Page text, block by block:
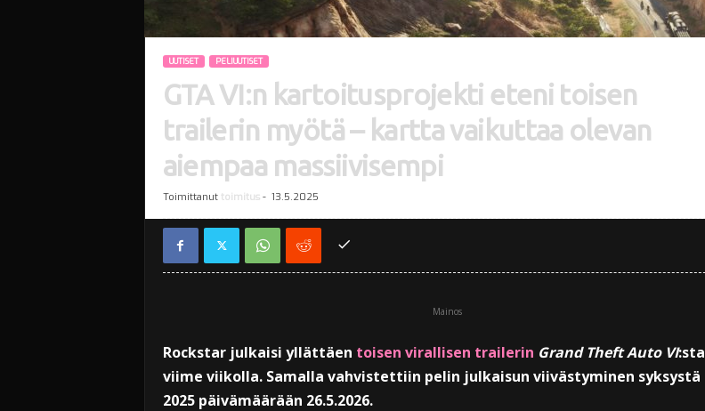
UUTISET PELIUUTISET
GTA VI:n kartoitusprojekti eteni toisen
trailerin myötä – kartta vaikuttaa olevan
aiempaa massiivisempi
Toimittanut toimitus- 13.5.2025
Mainos
Rockstar julkaisi yllättäen toisen virallisen trailerin Grand Theft Auto VI:sta
viime viikolla. Samalla vahvistettiin pelin julkaisun viivästyminen syksystä
2025 päivämäärään 26.5.2026.